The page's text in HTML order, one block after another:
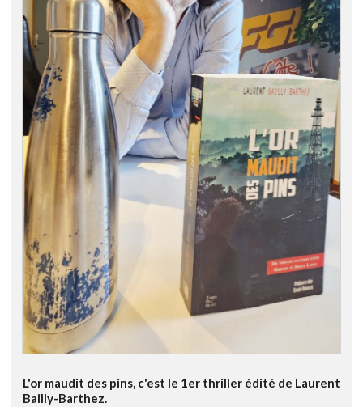
L'or maudit des pins, c'est le 1er thriller édité de Laurent
Bailly-Barthez.